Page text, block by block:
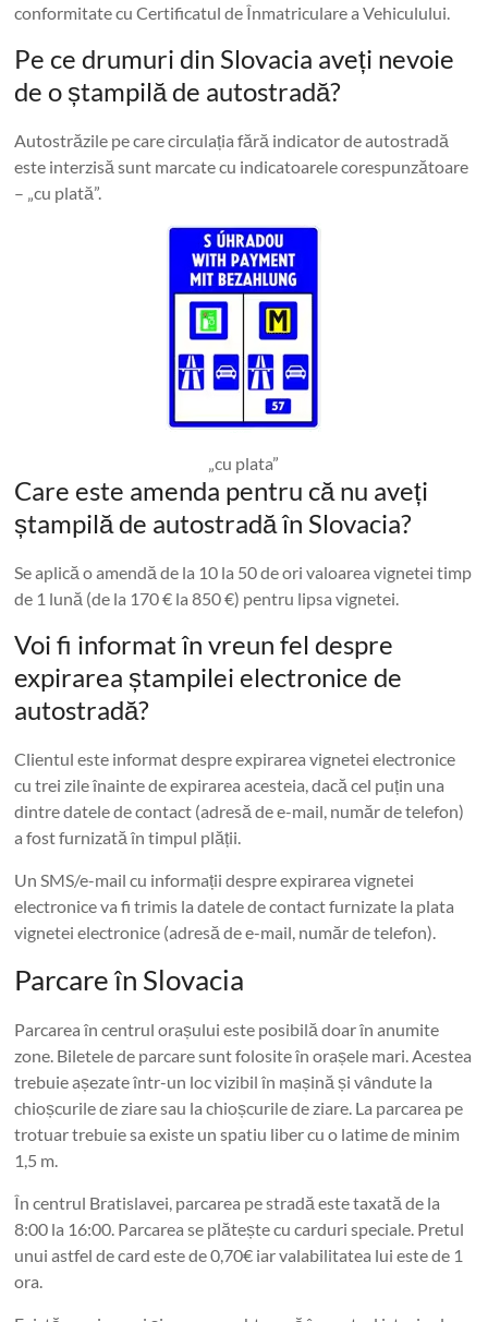
conformitate cu Certificatul de Înmatriculare a Vehiculului.
Pe ce drumuri din Slovacia aveți nevoie
de o ștampilă de autostradă?
Autostrăzile pe care circulația fără indicator de autostradă
este interzisă sunt marcate cu indicatoarele corespunzătoare
– „cu plată”.
„cu plata”
Care este amenda pentru că nu aveți
ștampilă de autostradă în Slovacia?
Se aplică o amendă de la 10 la 50 de ori valoarea vignetei timp
de 1 lună (de la 170 € la 850 €) pentru lipsa vignetei.
Voi fi informat în vreun fel despre
expirarea ștampilei electronice de
autostradă?
Clientul este informat despre expirarea vignetei electronice
cu trei zile înainte de expirarea acesteia, dacă cel puțin una
dintre datele de contact (adresă de e-mail, număr de telefon)
a fost furnizată în timpul plății.
Un SMS/e-mail cu informații despre expirarea vignetei
electronice va fi trimis la datele de contact furnizate la plata
vignetei electronice (adresă de e-mail, număr de telefon).
Parcare în Slovacia
Parcarea în centrul orașului este posibilă doar în anumite
zone. Biletele de parcare sunt folosite în orașele mari. Acestea
trebuie așezate într-un loc vizibil în mașină și vândute la
chioșcurile de ziare sau la chioșcurile de ziare. La parcarea pe
trotuar trebuie sa existe un spatiu liber cu o latime de minim
1,5 m.
În centrul Bratislavei, parcarea pe stradă este taxată de la
8:00 la 16:00. Parcarea se plătește cu carduri speciale. Pretul
unui astfel de card este de 0,70€ iar valabilitatea lui este de 1
ora.